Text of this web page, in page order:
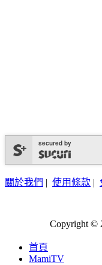
secured by
關於我們 | 使用條款 |
Copyright ©
首頁
MamiTV